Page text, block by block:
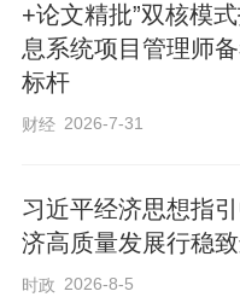
病预防等内容的健
仅有效提升了公
医患携手、共筑
以实际行动践行
一线，把专业的
泛地送到群众身
+论文精批”双核模
息系统项目管理师
标杆
财经 2026-7-31
习近平经济思想指
济高质量发展行稳
时政 2026-8-5